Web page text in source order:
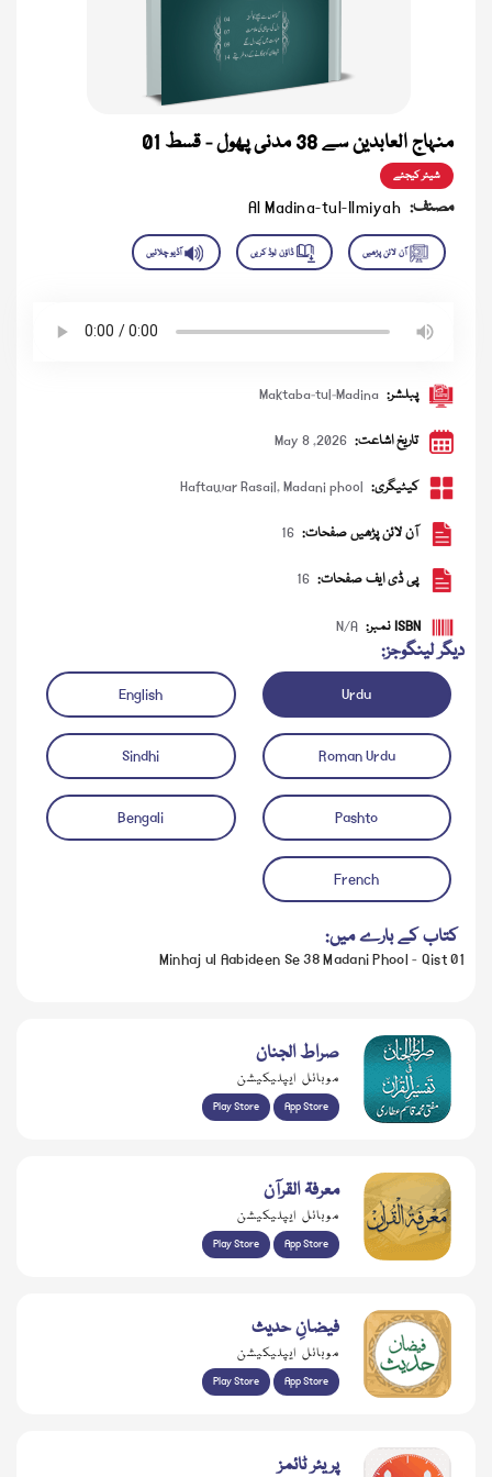
منہاج العابدین سے 38 مدنی پھول - قسط 01
شیئر کیجئے
مصنف: Al Madina-tul-Ilmiyah
ڈاؤن لوڈ کریں آڈیو چلائیں
پبلشر: Maktaba-tul-Madina
تاریخ اشاعت: May 8 ,2026
کیٹیگری: Madani phool
,
Haftawar Rasail
آن لائن پڑھیں صفحات: 16
پی ڈی ایف صفحات: 16
ISBN نمبر: N/A
دیگر لینگوجز:
Urdu
English
Roman Urdu
Sindhi
Pashto
Bengali
French
کتاب کے بارے میں:
Minhaj ul Aabideen Se 38 Madani Phool - Qist 01
صراط الجنان
موبائل ایپلیکیشن
Play Store App Store
معرفۃ القرآن
موبائل ایپلیکیشن
Play Store App Store
فیضانِ حدیث
موبائل ایپلیکیشن
Play Store App Store
پریئر ٹائمز